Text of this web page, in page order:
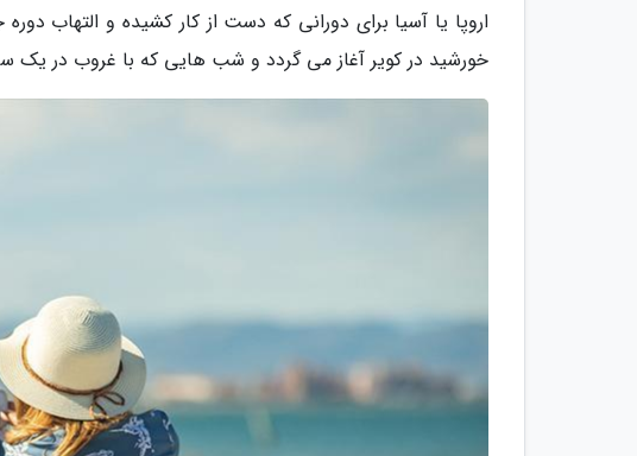
اروپا یا آسیا برای دورانی که دست از کار کشیده و التهاب
خورشید در کویر آغاز می گردد و شب هایی که با غروب در یک